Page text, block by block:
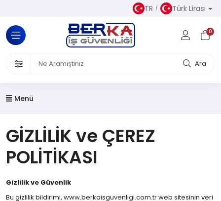
TR Türk Lirası
0
Ara
Kıyafetler
Ürünleri
Koruyucu Donanımlar
Ürünler
Menü
GİZLİLİK ve ÇEREZ
POLİTİKASI
Gizlilik ve Güvenlik
Bu gizlilik bildirimi, www.berkaisguvenligi.com.tr web sitesinin veri